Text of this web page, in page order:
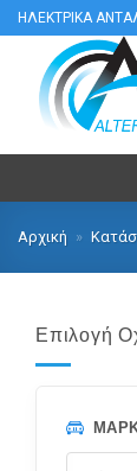
Μετάβαση
στο
περιεχόμενο
ΗΛΕΚΤΡΙΚΑ
Αρχική »
Επιλογή